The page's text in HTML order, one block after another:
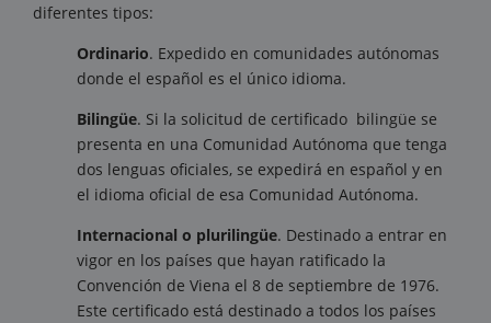
diferentes tipos:
Ordinario. Expedido en comunidades autónomas
donde el español es el único idioma.
Bilingüe. Si la solicitud de certificado bilingüe se
presenta en una Comunidad Autónoma que tenga
dos lenguas oficiales, se expedirá en español y en
el idioma oficial de esa Comunidad Autónoma.
Internacional o plurilingüe. Destinado a entrar en
vigor en los países que hayan ratificado la
Convención de Viena el 8 de septiembre de 1976.
Este certificado está destinado a todos los países